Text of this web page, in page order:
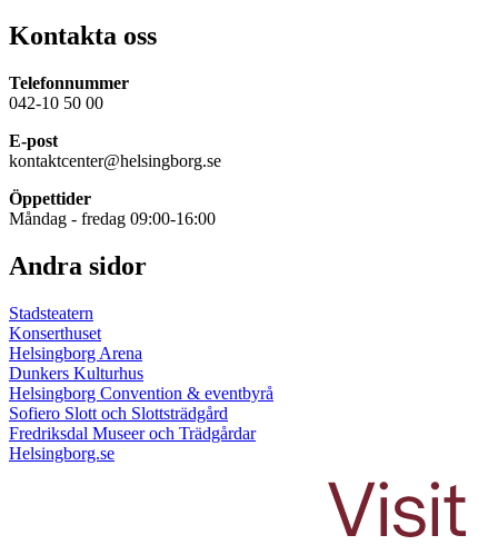
Kontakta oss
Telefonnummer
042-10 50 00
E-post
kontaktcenter@helsingborg.se
Öppettider
Måndag - fredag 09:00-16:00
Andra sidor
Stadsteatern
Konserthuset
Helsingborg Arena
Dunkers Kulturhus
Helsingborg Convention & eventbyrå
Sofiero Slott och Slottsträdgård
Fredriksdal Museer och Trädgårdar
Helsingborg.se